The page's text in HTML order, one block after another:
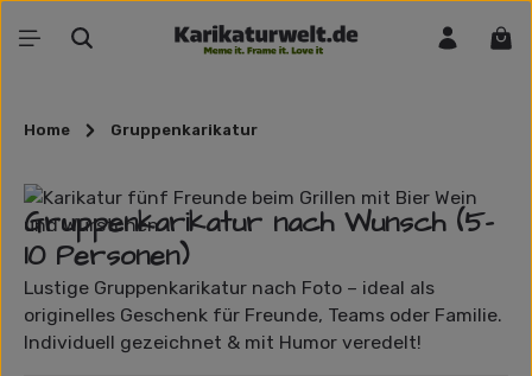
Zum Hauptinhalt springen
Home Gruppenkarikatur
Bildergalerie überspringen
Gruppenkarikatur nach Wunsch (5-
10 Personen)
Lustige Gruppenkarikatur nach Foto – ideal als
originelles Geschenk für Freunde, Teams oder Familie.
Individuell gezeichnet & mit Humor veredelt!